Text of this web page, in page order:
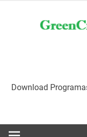
Download